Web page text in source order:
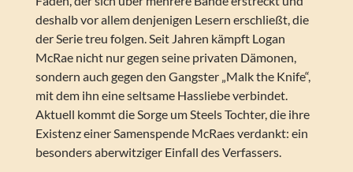
deshalb vor allem denjenigen Lesern erschließt, die
der Serie treu folgen. Seit Jahren kämpft Logan
McRae nicht nur gegen seine privaten Dämonen,
sondern auch gegen den Gangster „Malk the Knife“,
mit dem ihn eine seltsame Hassliebe verbindet.
Aktuell kommt die Sorge um Steels Tochter, die ihre
Existenz einer Samenspende McRaes verdankt: ein
besonders aberwitziger Einfall des Verfassers.